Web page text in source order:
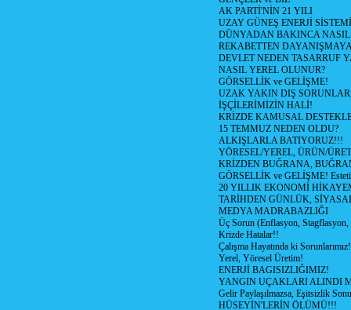
AK PARTİ'NİN 21 YILI
UZAY GÜNEŞ ENERJİ SİSTEMİ
DÜNYADAN BAKINCA
REKABETTEN
DEVLET NEDEN TASARRUF
NASIL YEREL OLUNUR?
GÖRSELLİK ve GELİŞME!
UZAK YAKIN DIŞ
İŞÇİLERİMİZİN HALİ!
KRİZDE KAMUSAL
15 TEMMUZ NEDEN OLDU?
ALKIŞLARLA BATIYORUZ!!!
YÖRESEL/YEREL, ÜRÜN/
KRİZDEN BUĞRANA,
GÖRSELLİK ve GELİŞME!
20 YILLIK EKONOMİ
TARİHDEN GÜNLÜK,
MEDYA MADRABAZLIĞI
Üç Sorun (Enflasyon, Stagflasyon,
Krizde Hatalar!!
Çalışma Hayatında ki
Yerel, Yöresel Üretim!
ENERJİ BAGISIZLIĞIMIZ!
YANGIN UÇAKLARI ALINDI
Gelir Paylaşılmazsa, Eşitsizlik
HÜSEYİN'LERİN ÖLÜMÜ!!!